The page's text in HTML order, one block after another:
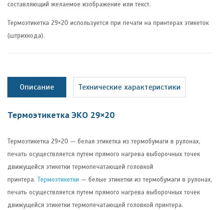
составляющий желаемое изображение или текст.
Термоэтикетка 29×20 используется при печати на принтерах этикеток
(штрихкода).
Описание Технические характеристики
Термоэтикетка ЭКО 29×20
Термоэтикетка 29×20 — белая этикетка из термобумаги в рулонах,
печать осуществляется путем прямого нагрева выборочных точек
движущейся этикетки термопечатающей головкой
принтера. Термоэтикетки — белые этикетки из термобумаги в рулонах,
печать осуществляется путем прямого нагрева выборочных точек
движущейся этикетки термопечатающей головкой принтера.